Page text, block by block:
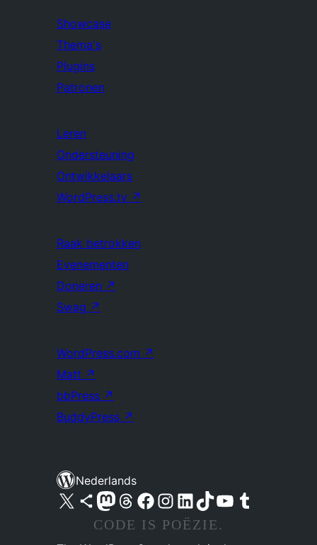
Showcase
Thema's
Plugins
Patronen
Leren
Ondersteuning
Ontwikkelaars
WordPress.tv ↗
Raak betrokken
Evenementen
Doneren ↗
Swag ↗
WordPress.com ↗
Matt ↗
bbPress ↗
BuddyPress ↗
Nederlands
Bezoek ons X (voorheen Twitter) account
Bezoek ons Bluesky account
Bezoek ons Mastodon account
Bezoek ons Threads account
Onze Facebook pagina bezoeken
Bezoek ons Instagram account
Bezoek ons LinkedIn account
Bezoek ons TikTok account
Bezoek ons YouTube kanaalBezoek ons Tumblr account
CODE IS POËZIE.